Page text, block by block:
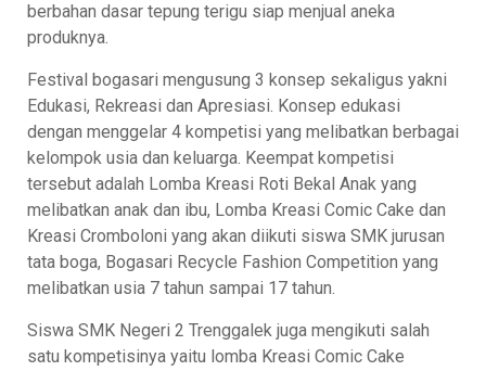
berbahan dasar tepung terigu siap menjual aneka
produknya.
Festival bogasari mengusung 3 konsep sekaligus yakni
Edukasi, Rekreasi dan Apresiasi. Konsep edukasi
dengan menggelar 4 kompetisi yang melibatkan berbagai
kelompok usia dan keluarga. Keempat kompetisi
tersebut adalah Lomba Kreasi Roti Bekal Anak yang
melibatkan anak dan ibu, Lomba Kreasi Comic Cake dan
Kreasi Cromboloni yang akan diikuti siswa SMK jurusan
tata boga, Bogasari Recycle Fashion Competition yang
melibatkan usia 7 tahun sampai 17 tahun.
Siswa SMK Negeri 2 Trenggalek juga mengikuti salah
satu kompetisinya yaitu lomba Kreasi Comic Cake